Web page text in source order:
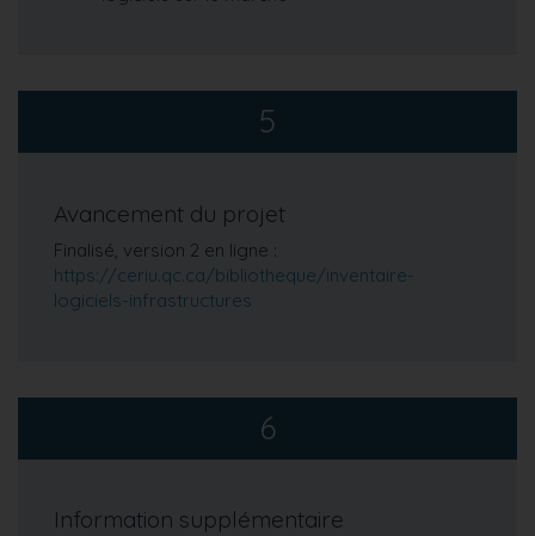
5
Avancement du projet
Finalisé, version 2 en ligne :
https://ceriu.qc.ca/bibliotheque/inventaire-
logiciels-infrastructures
6
Information supplémentaire